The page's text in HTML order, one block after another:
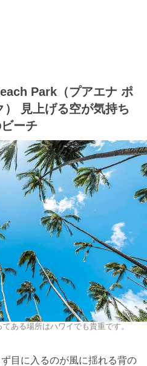
Park（プアエナ ポ
） 見上げる空が気持ち
ーチ
ある場所はハワイでも貴重です。
目に入るのが風に揺れる背の